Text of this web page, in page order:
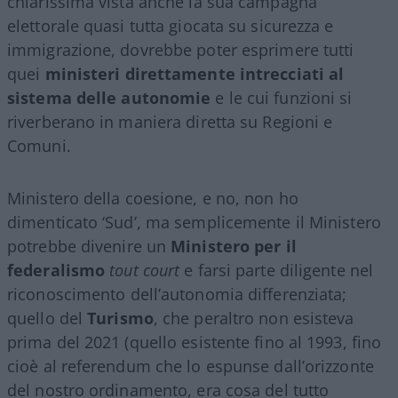
elettorale quasi tutta giocata su sicurezza e
immigrazione, dovrebbe poter esprimere tutti
quei ministeri direttamente intrecciati al
sistema delle autonomie e le cui funzioni si
riverberano in maniera diretta su Regioni e
Comuni.
Ministero della coesione, e no, non ho
dimenticato ‘Sud’, ma semplicemente il Ministero
potrebbe divenire un Ministero per il
federalismo tout court e farsi parte diligente nel
riconoscimento dell’autonomia differenziata;
quello delTurismo, che peraltro non esisteva
prima del 2021 (quello esistente fino al 1993, fino
cioè al referendum che lo espunse dall’orizzonte
del nostro ordinamento, era cosa del tutto